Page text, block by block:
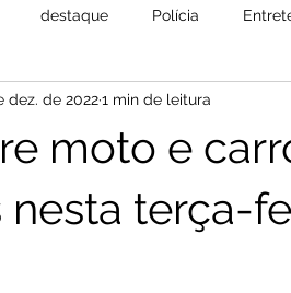
destaque Polícia
Saúde
moto e
terça-
dez. de 20221 min de leitura